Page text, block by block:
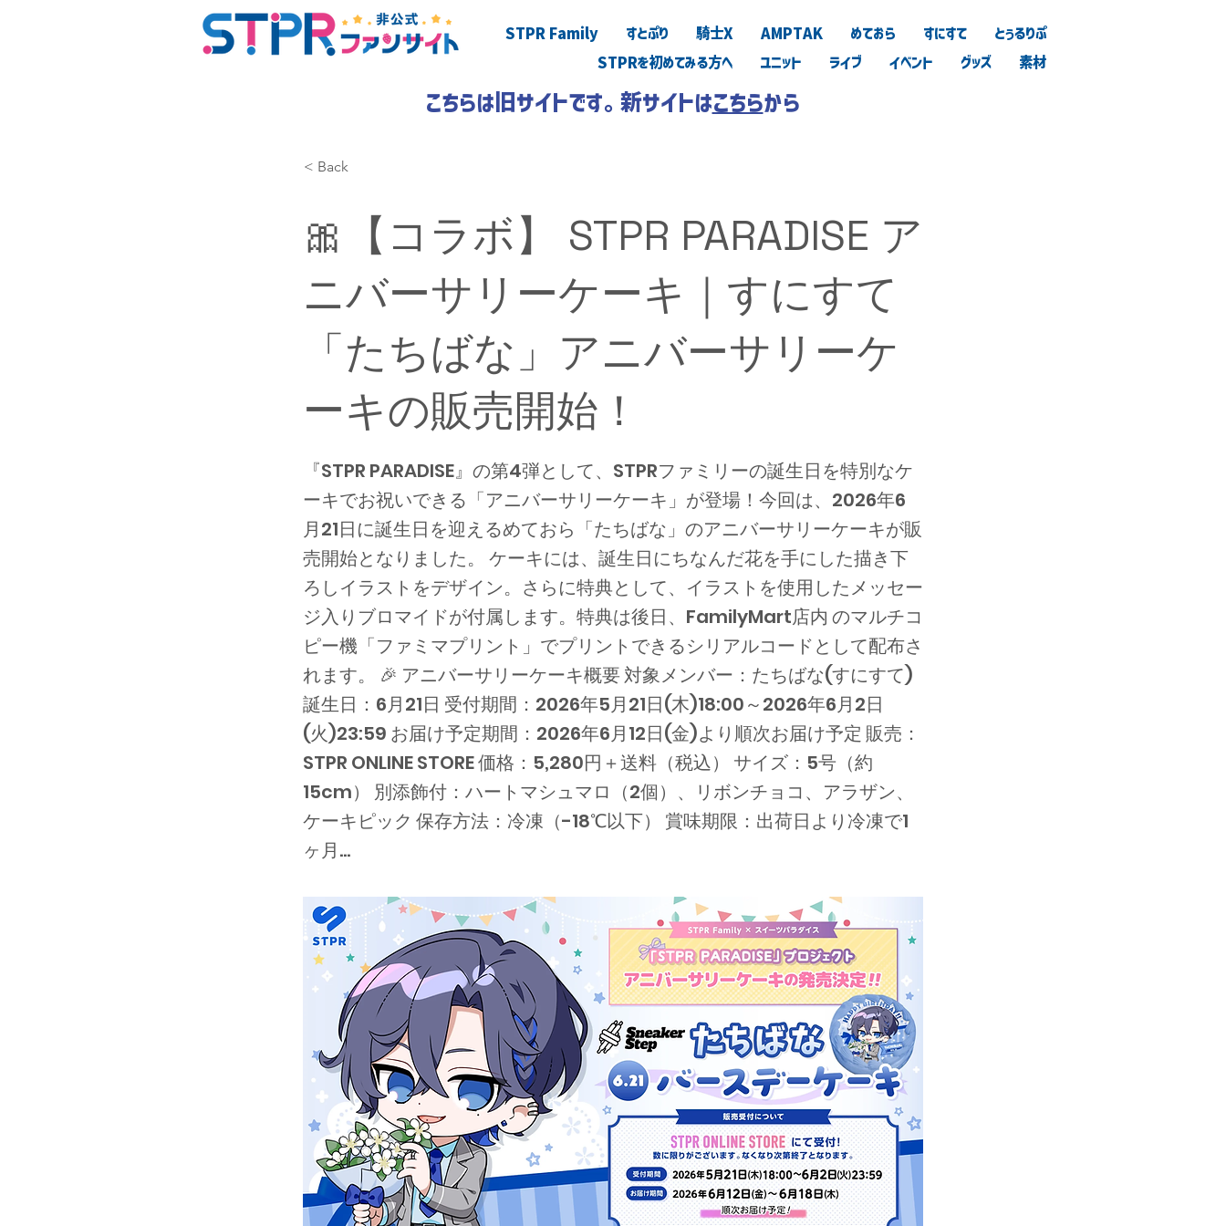
STPR Family すとぷり 騎士X AMPTAK めておら すにすて
とぅるりぷ
STPRを初めてみる方へ
ユニット ライブ イベント グッズ 素材
こちらは旧サイトです。新サイトはこちらから
< Back
🎀【コラボ】 STPR PARADISE ア
ニバーサリーケーキ｜すにすて
「たちばな」アニバーサリーケ
ーキの販売開始！
『STPR PARADISE』の第4弾として、STPRファミリーの誕生日を特別なケ
ーキでお祝いできる「アニバーサリーケーキ」が登場！今回は、2026年6
月21日に誕生日を迎えるめておら「たちばな」のアニバーサリーケーキが販
売開始となりました。 ケーキには、誕生日にちなんだ花を手にした描き下
ろしイラストをデザイン。さらに特典として、イラストを使用したメッセー
ジ入りブロマイドが付属します。特典は後日、FamilyMart店内 のマルチコ
ピー機「ファミマプリント」でプリントできるシリアルコードとして配布さ
れます。 🎉 アニバーサリーケーキ概要 対象メンバー：たちばな(すにすて)
誕生日：6月21日 受付期間：2026年5月21日(木)18:00～2026年6月2日
(火)23:59 お届け予定期間：2026年6月12日(金)より順次お届け予定 販売：
STPR ONLINE STORE 価格：5,280円＋送料（税込） サイズ：5号（約
15cm） 別添飾付：ハートマシュマロ（2個）、リボンチョコ、アラザン、
ケーキピック 保存方法：冷凍（-18℃以下） 賞味期限：出荷日より冷凍で1
ヶ月...